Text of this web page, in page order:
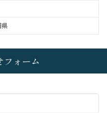
県
フォーム